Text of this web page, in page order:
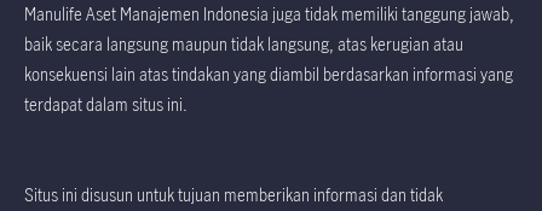
Manulife Aset Manajemen Indonesia juga tidak memiliki tanggung jawab,
baik secara langsung maupun tidak langsung, atas kerugian atau
konsekuensi lain atas tindakan yang diambil berdasarkan informasi yang
terdapat dalam situs ini.
Situs ini disusun untuk tujuan memberikan informasi dan tidak